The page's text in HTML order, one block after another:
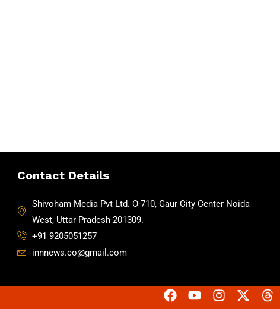
Contact Details
Shivoham Media Pvt Ltd. O-710, Gaur City Center Noida
West, Uttar Pradesh-201309.
+91 9205051257
innnews.co@gmail.com